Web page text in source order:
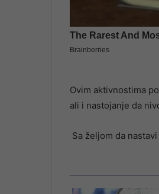
Ovim aktivnostima
ali i nastojanje da
Sa željom da